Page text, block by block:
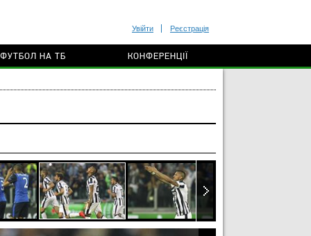
Увійти Реєстрація
ФУТБОЛ НА ТБ КОНФЕРЕНЦІЇ